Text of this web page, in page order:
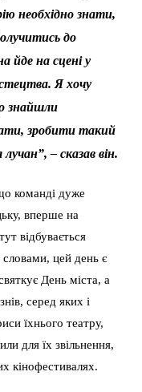
необхідно знати,
до
йде на сцені у
Я хочу
знайшли
зробити такий
– сказав він.
команді дуже
вперше на
відбувається
словами, цей день є
День міста, а
серед яких і
їхнього театру,
для їх звільнення,
кінофестивалях.